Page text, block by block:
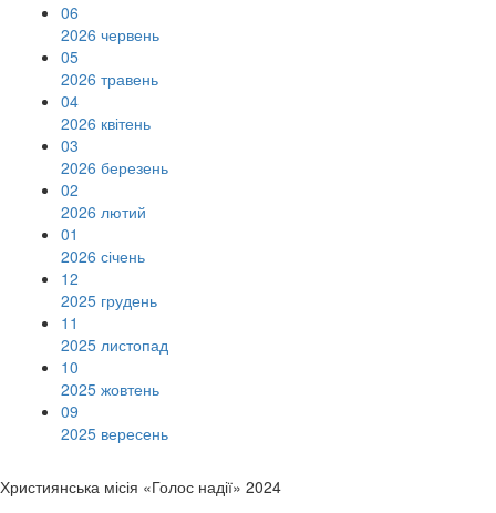
06
2026 червень
05
2026 травень
04
2026 квітень
03
2026 березень
02
2026 лютий
01
2026 січень
12
2025 грудень
11
2025 листопад
10
2025 жовтень
09
2025 вересень
Християнська місія «Голос надії» 2024